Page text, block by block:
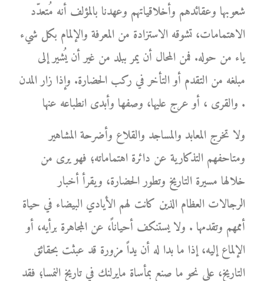
شعوبها وعقائدهم وأخلاقياتهم وعهدنا بالمؤلف أنه مُتعدّد
الاهتمامات، تشوقه الاستزادة من المعرفة والإلمام بكل شيء
ياء من حوله. فمن المحال أن يمر ببلد من غير أن يُشير إلى
مبلغه من التقدم أو التأخر في ركب الحضارة. وإذا زار المدن
والقرى ، أو عرج عليها، وصفها وأبدى انطباعه عنها .
ولا تخرج المعابد والمساجد والقلاع وأضرحة المشاهير
ومتاحفهم التذكارية عن دائرة اهتماماته؛ فهو يرى من
خلالها مسيرة التاريخ وتطور الحضارة، ويقرأ أخبار
الرجالات العظام الذين كانت لهم الأيادي البيضاء في حياة
أممهم وتقدمها . ولا يستنكف أحياناً، عن المجاهرة برأيه، أو
الإلماع إليه، إذا ما بدا له أن يداً مزورة قد عبثت بحقائق
التاريخ، على نحو ما صنع بمأساة مايرلنك في تاريخ النمسا؛ فقد